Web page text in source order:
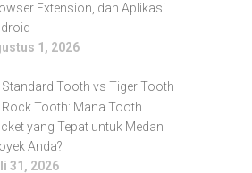
Extension, dan Aplikasi
1, 2026
Standard Tooth vs Tiger Tooth
Tooth: Mana Tooth
yang Tepat untuk Medan
Anda?
31, 2026